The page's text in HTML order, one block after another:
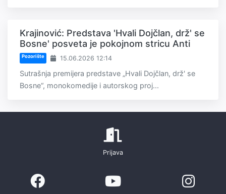
Krajinović: Predstava 'Hvali Dojčlan, drž' se
Bosne' posveta je pokojnom stricu Anti
Pozorište 15.06.2026 12:14
Sutrašnja premijera predstave „Hvali Dojčlan, drž' se
Bosne“, monokomedije i autorskog proj...
Prijava